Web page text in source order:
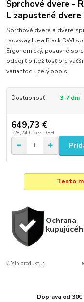
Sprchové dvere -
L zapustené dvere
Sprchové dvere a dvere
radaway Idea Black DWJ
Ergonomický, posuvné
odpojiť príležitosť pre
variantoc... celý popis
Dostupnosť 3-7 dni
649,73 €
528,24 € bez DPH
Tento
Ochrana
Číslo produktu:
Doprava od